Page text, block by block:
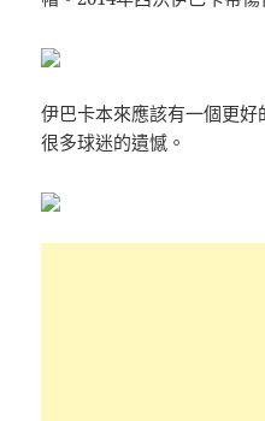
伊巴卡本來應該有一個更
很多球迷的遺憾。